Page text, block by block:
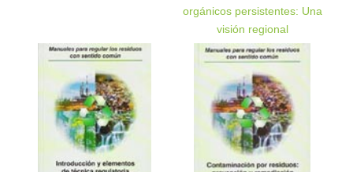
orgánicos persistentes: Una
visión regional